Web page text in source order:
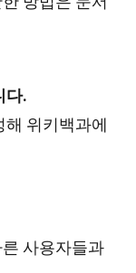
다.
해 위키백과에
사용자들과